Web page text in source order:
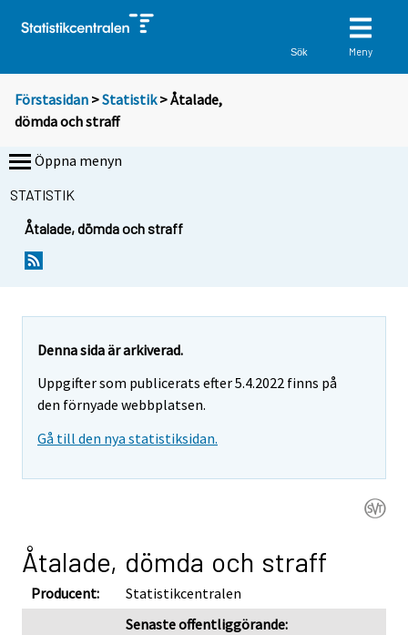
Sök Meny
Förstasidan >Statistik > Åtalade,
dömda och straff
Öppna menyn
STATISTIK
Åtalade, dömda och straff
Denna sida är arkiverad.
Uppgifter som publicerats efter 5.4.2022 finns på
den förnyade webbplatsen.
Gå till den nya statistiksidan.
Åtalade, dömda och straff
Producent: Statistikcentralen
Senaste offentliggörande: